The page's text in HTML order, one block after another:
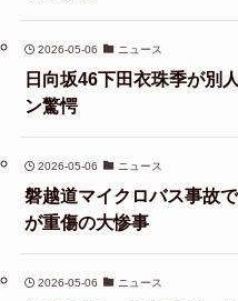
2026-05-06 ニュース
日向坂46下田衣珠季が別
ン驚愕
2026-05-06 ニュース
磐越道マイクロバス事故
が重傷の大惨事
2026-05-06 ニュース